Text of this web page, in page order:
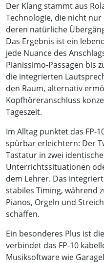
Der Klang stammt aus
Technologie, die nicht
deren natürliche
Das Ergebnis ist ein
jede Nuance des
Pianissimo-Passagen bis
die integrierten
den Raum, alternativ
Kopfhöreranschluss
Tageszeit.
Im Alltag punktet das FP-
spürbar erleichtern: Der
Tastatur in zwei
Unterrichtssituationen
dem Lehrer. Das
stabiles Timing, während
Pianos, Orgeln und
schaffen.
Ein besonderes Plus ist
verbindet das FP-10
Musiksoftware wie